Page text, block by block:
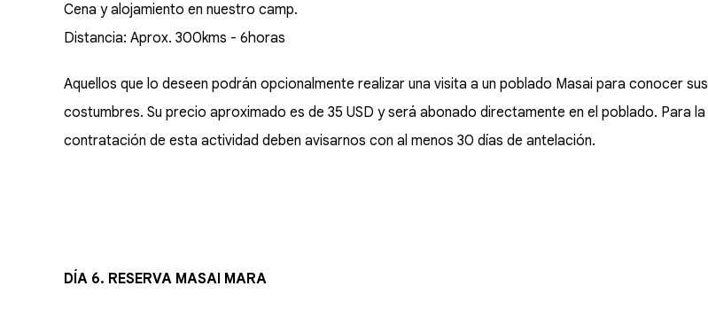
Cena y alojamiento en nuestro camp.
Distancia: Aprox. 300kms - 6horas
Aquellos que lo deseen podrán opcionalmente realizar una visita a un poblado Masai para conocer sus
costumbres. Su precio aproximado es de 35 USD y será abonado directamente en el poblado. Para la
contratación de esta actividad deben avisarnos con al menos 30 días de antelación.
DÍA 6. RESERVA MASAI MARA